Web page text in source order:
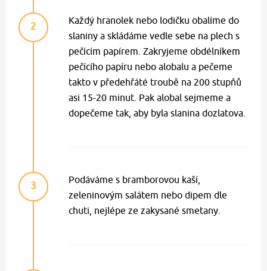
2
Každý hranolek nebo lodičku obalíme do
slaniny a skládáme vedle sebe na plech s
pečícím papírem. Zakryjeme obdélníkem
pečícího papíru nebo alobalu a pečeme
takto v předehřáté troubě na 200 stupňů
asi 15-20 minut. Pak alobal sejmeme a
dopečeme tak, aby byla slanina dozlatova.
3
Podáváme s bramborovou kaší,
zeleninovým salátem nebo dipem dle
chuti, nejlépe ze zakysané smetany.